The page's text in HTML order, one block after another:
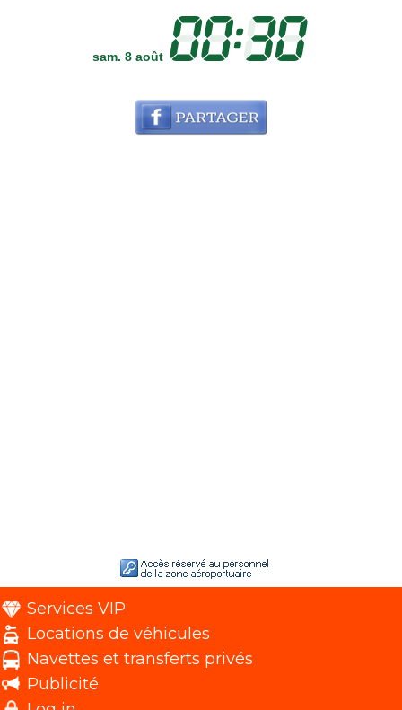
sam. 8 août
Services VIP
Locations de véhicules
Navettes et transferts privés
Publicité